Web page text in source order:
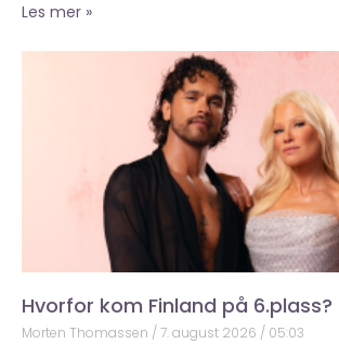
Les mer »
Hvorfor kom Finland på 6.plass?
Morten Thomassen 7. august 2026 05:03